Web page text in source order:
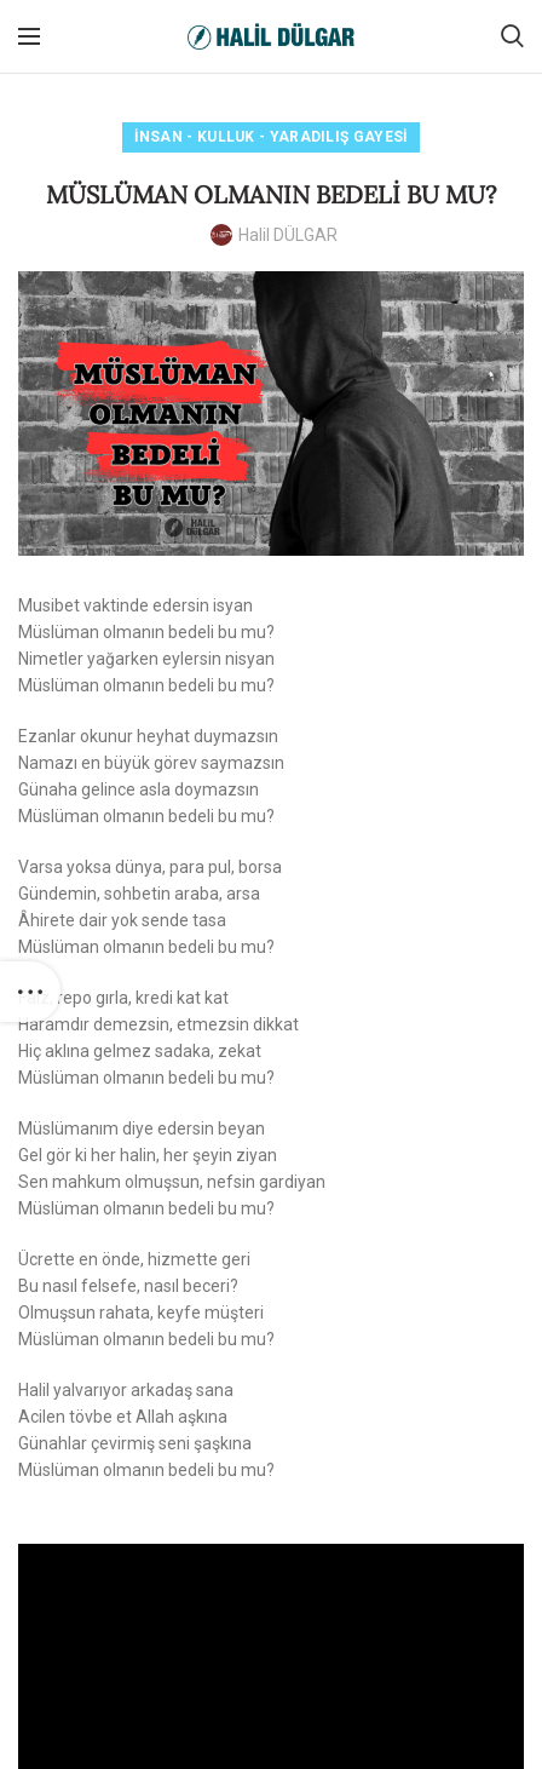
İNSAN - KULLUK - YARADILIŞ GAYESI
MÜSLÜMAN OLMANIN BEDELİ BU MU?
Halil DÜLGAR
Musibet vaktinde edersin isyan
Müslüman olmanın bedeli bu mu?
Nimetler yağarken eylersin nisyan
Müslüman olmanın bedeli bu mu?
Ezanlar okunur heyhat duymazsın
Namazı en büyük görev saymazsın
Günaha gelince asla doymazsın
Müslüman olmanın bedeli bu mu?
Varsa yoksa dünya, para pul, borsa
Gündemin, sohbetin araba, arsa
Âhirete dair yok sende tasa
Müslüman olmanın bedeli bu mu?
Faiz, repo gırla, kredi kat kat
Haramdır demezsin, etmezsin dikkat
Hiç aklına gelmez sadaka, zekat
Müslüman olmanın bedeli bu mu?
Müslümanım diye edersin beyan
Gel gör ki her halin, her şeyin ziyan
Sen mahkum olmuşsun, nefsin gardiyan
Müslüman olmanın bedeli bu mu?
Ücrette en önde, hizmette geri
Bu nasıl felsefe, nasıl beceri?
Olmuşsun rahata, keyfe müşteri
Müslüman olmanın bedeli bu mu?
Halil yalvarıyor arkadaş sana
Acilen tövbe et Allah aşkına
Günahlar çevirmiş seni şaşkına
Müslüman olmanın bedeli bu mu?